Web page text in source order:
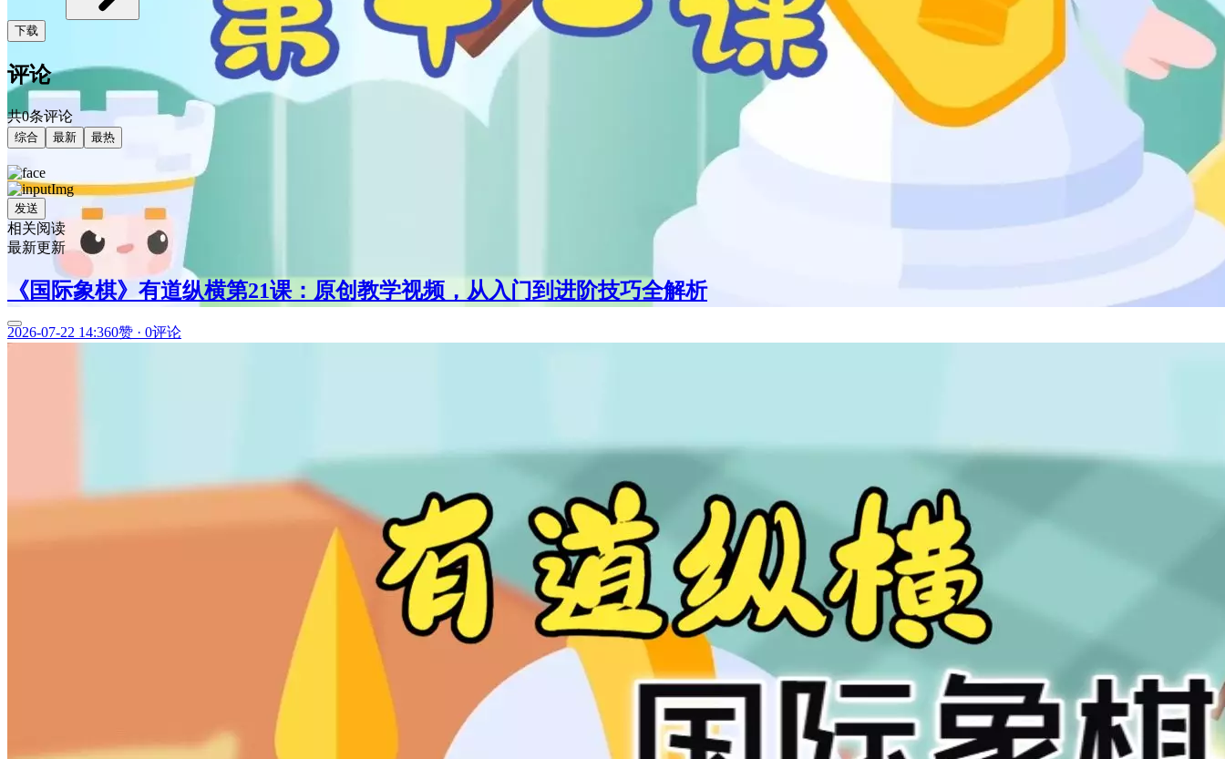
下载
评论
共0条评论
综合 最新 最热
发送
相关阅读
最新更新
《国际象棋》有道纵横第21课：原创教学视频，从入门到进阶技巧全解析
2026-07-22 14:360赞 · 0评论